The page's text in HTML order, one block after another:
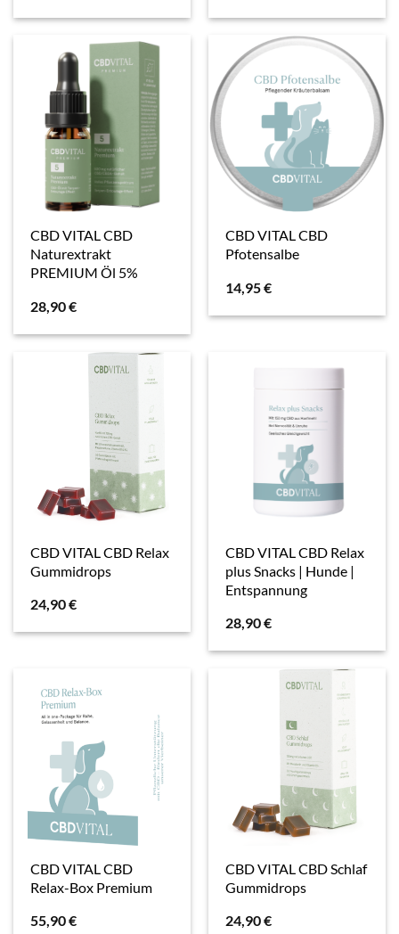
CBD VITAL CBD
Naturextrakt
PREMIUM Öl 5%
28,90€
CBD VITAL CBD
Pfotensalbe
14,95€
CBD VITAL CBD Relax
Gummidrops
24,90€
CBD VITAL CBD Relax
plus Snacks | Hunde |
Entspannung
28,90€
CBD VITAL CBD
Relax-Box Premium
55,90€
CBD VITAL CBD Schlaf
Gummidrops
24,90€